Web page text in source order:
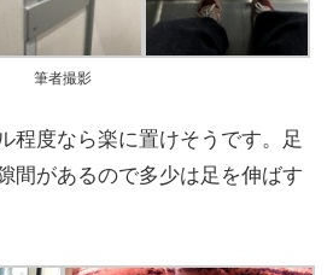
筆者撮影
程度なら楽に置けそうです。足
間があるので多少は足を伸ばす